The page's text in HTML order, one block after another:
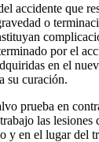
accidente que
o
por el
en el
su curación.
prueba en
las lesiones
y en el lugar del